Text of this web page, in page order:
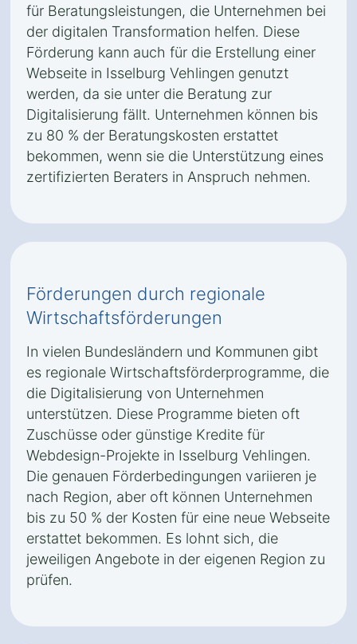
für Beratungsleistungen, die Unternehmen bei
der digitalen Transformation helfen. Diese
Förderung kann auch für die Erstellung einer
Webseite in Isselburg Vehlingen genutzt
werden, da sie unter die Beratung zur
Digitalisierung fällt. Unternehmen können bis
zu 80 % der Beratungskosten erstattet
bekommen, wenn sie die Unterstützung eines
zertifizierten Beraters in Anspruch nehmen.
Förderungen durch regionale
Wirtschaftsförderungen
In vielen Bundesländern und Kommunen gibt
es regionale Wirtschaftsförderprogramme, die
die Digitalisierung von Unternehmen
unterstützen. Diese Programme bieten oft
Zuschüsse oder günstige Kredite für
Webdesign-Projekte in Isselburg Vehlingen.
Die genauen Förderbedingungen variieren je
nach Region, aber oft können Unternehmen
bis zu 50 % der Kosten für eine neue Webseite
erstattet bekommen. Es lohnt sich, die
jeweiligen Angebote in der eigenen Region zu
prüfen.